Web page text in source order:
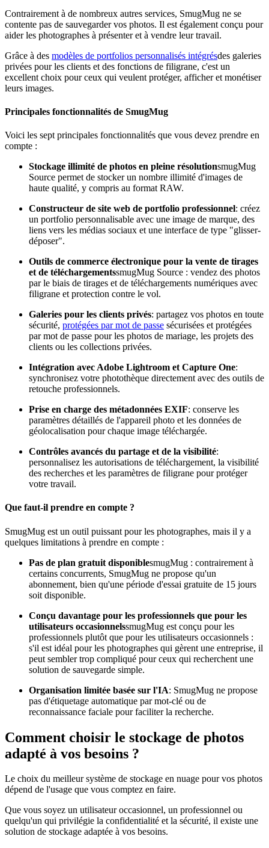
Contrairement à de nombreux autres services, SmugMug ne se
contente pas de sauvegarder vos photos. Il est également conçu pour
aider les photographes à présenter et à vendre leur travail.
Grâce à des modèles de portfolios personnalisés intégrésdes galeries
privées pour les clients et des fonctions de filigrane, c'est un
excellent choix pour ceux qui veulent protéger, afficher et monétiser
leurs images.
Principales fonctionnalités de SmugMug
Voici les sept principales fonctionnalités que vous devez prendre en
compte :
Stockage illimité de photos en pleine résolutionsmugMug
Source permet de stocker un nombre illimité d'images de
haute qualité, y compris au format RAW.
Constructeur de site web de portfolio professionnel: créez
un portfolio personnalisable avec une image de marque, des
liens vers les médias sociaux et une interface de type "glisser-
déposer".
Outils de commerce électronique pour la vente de tirages
et de téléchargementssmugMug Source : vendez des photos
par le biais de tirages et de téléchargements numériques avec
filigrane et protection contre le vol.
Galeries pour les clients privés: partagez vos photos en toute
sécurité, protégées par mot de passe sécurisées et protégées
par mot de passe pour les photos de mariage, les projets des
clients ou les collections privées.
Intégration avec Adobe Lightroom et Capture One:
synchronisez votre photothèque directement avec des outils de
retouche professionnels.
Prise en charge des métadonnées EXIF: conserve les
paramètres détaillés de l'appareil photo et les données de
géolocalisation pour chaque image téléchargée.
Contrôles avancés du partage et de la visibilité:
personnalisez les autorisations de téléchargement, la visibilité
des recherches et les paramètres de filigrane pour protéger
votre travail.
Que faut-il prendre en compte ?
SmugMug est un outil puissant pour les photographes, mais il y a
quelques limitations à prendre en compte :
Pas de plan gratuit disponiblesmugMug : contrairement à
certains concurrents, SmugMug ne propose qu'un
abonnement, bien qu'une période d'essai gratuite de 15 jours
soit disponible.
Conçu davantage pour les professionnels que pour les
utilisateurs occasionnelssmugMug est conçu pour les
professionnels plutôt que pour les utilisateurs occasionnels :
s'il est idéal pour les photographes qui gèrent une entreprise, il
peut sembler trop compliqué pour ceux qui recherchent une
solution de sauvegarde simple.
Organisation limitée basée sur l'IA: SmugMug ne propose
pas d'étiquetage automatique par mot-clé ou de
reconnaissance faciale pour faciliter la recherche.
Comment choisir le stockage de photos
adapté à vos besoins ?
Le choix du meilleur système de stockage en nuage pour vos photos
dépend de l'usage que vous comptez en faire.
Que vous soyez un utilisateur occasionnel, un professionnel ou
quelqu'un qui privilégie la confidentialité et la sécurité, il existe une
solution de stockage adaptée à vos besoins.